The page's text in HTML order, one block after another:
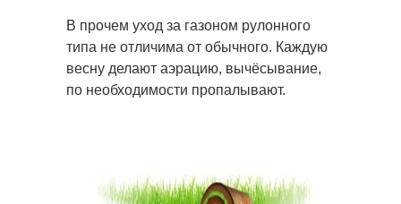
В прочем уход за газоном рулонного
типа не отличима от обычного. Каждую
весну делают аэрацию, вычёсывание,
по необходимости пропалывают.